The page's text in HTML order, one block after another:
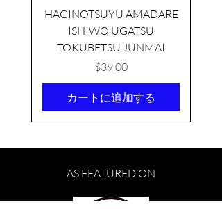
HAGINOTSUYU AMADARE
ISHIWO UGATSU
TOKUBETSU JUNMAI
価格
$39.00
カートに追加する
AS FEATURED ON
GENSHU 720ML